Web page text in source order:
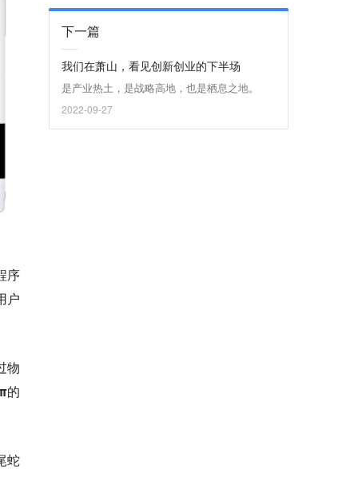
序
户
物
的
蛇
下一篇
我们在萧山，看见创新创业的下半场
是产业热土，是战略高地，也是栖息之地。
2022-09-27